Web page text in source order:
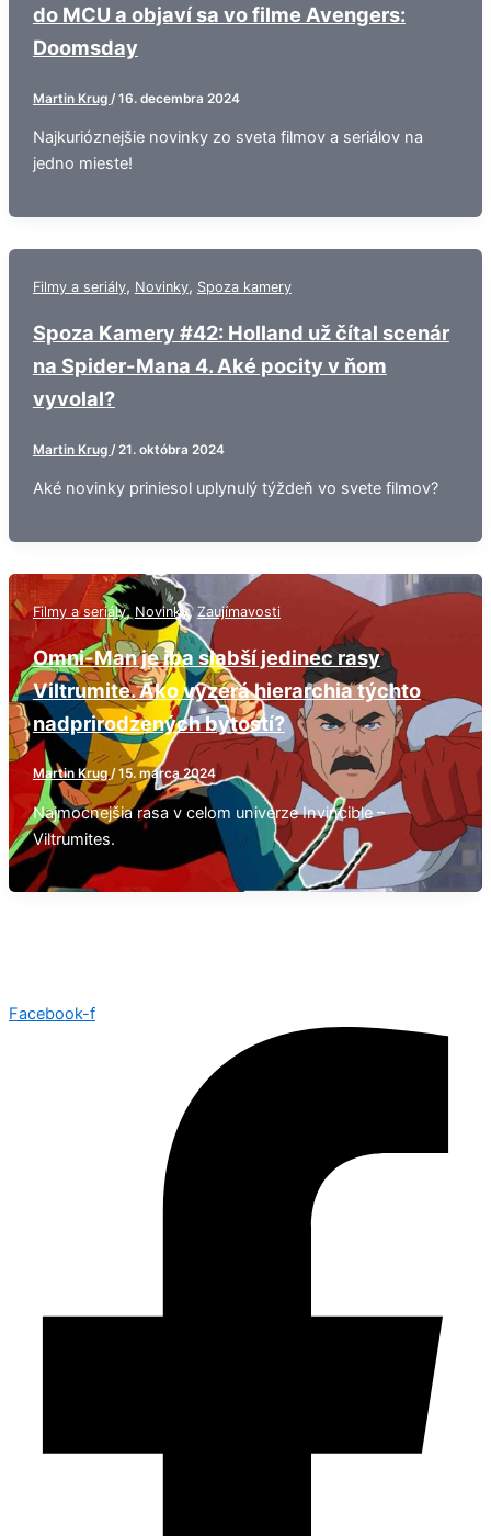
do MCU a objaví sa vo filme Avengers:
Doomsday
Martin Krug / 16. decembra 2024
Najkurióznejšie novinky zo sveta filmov a seriálov na
jedno mieste!
Filmy a seriály, Novinky, Spoza kamery
Spoza Kamery #42: Holland už čítal scenár
na Spider-Mana 4. Aké pocity v ňom
vyvolal?
Martin Krug / 21. októbra 2024
Aké novinky priniesol uplynulý týždeň vo svete filmov?
Filmy a seriály, Novinky,Zaujímavosti
Omni-Man je iba slabší jedinec rasy
Viltrumite. Ako vyzerá hierarchia týchto
nadprirodzených bytostí?
Martin Krug/15. marca 2024
Najmocnejšia rasa v celom univerze Invincible –
Viltrumites.
Facebook-f